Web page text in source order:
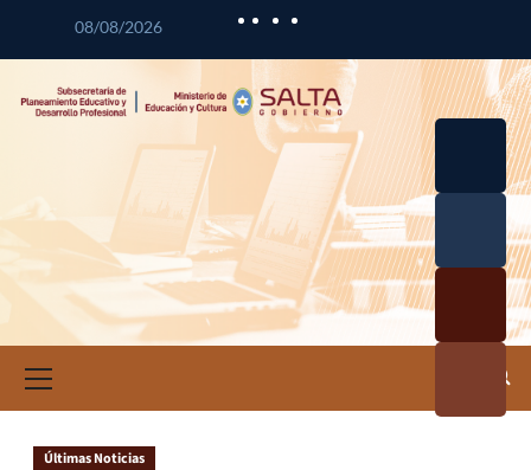
08/08/2026
Últimas Noticias
Curricul
Profesio
a
Investig